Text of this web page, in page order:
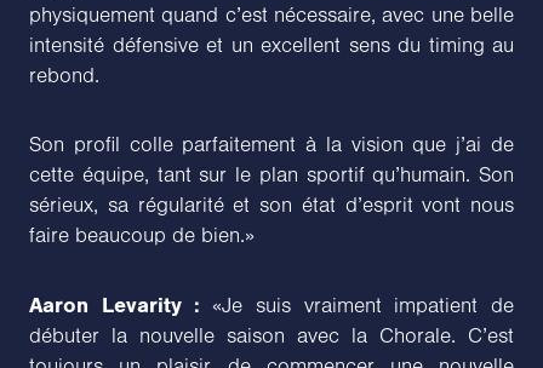
physiquement quand c’est nécessaire, avec une belle
intensité défensive et un excellent sens du timing au
rebond.
Son profil colle parfaitement à la vision que j’ai de
cette équipe, tant sur le plan sportif qu’humain. Son
sérieux, sa régularité et son état d’esprit vont nous
faire beaucoup de bien.»
Aaron Levarity : «Je suis vraiment impatient de
débuter la nouvelle saison avec la Chorale. C’est